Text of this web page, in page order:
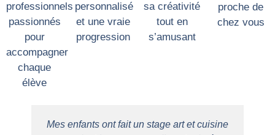
professionnels
passionnés
pour
accompagner
chaque
élève
personnalisé
et une vraie
progression
sa créativité
tout en
s’amusant
proche de
chez vous
Mes enfants ont fait un stage art et cuisine